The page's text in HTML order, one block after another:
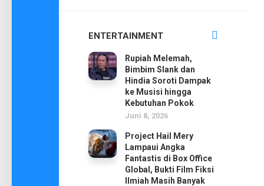
ENTERTAINMENT
Rupiah Melemah,
Bimbim Slank dan
Hindia Soroti Dampak
ke Musisi hingga
Kebutuhan Pokok
Juni 8, 2026
Project Hail Mery
Lampaui Angka
Fantastis di Box Office
Global, Bukti Film Fiksi
Ilmiah Masih Banyak